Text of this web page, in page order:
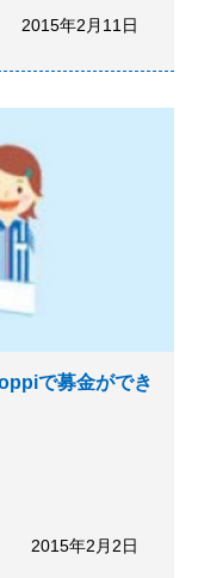
2015年2月11日
で募金ができ
2015年2月2日